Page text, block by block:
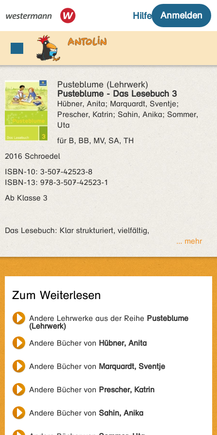
Pusteblume (Lehrwerk)
Pusteblume - Das Lesebuch 3
Hübner, Anita; Marquardt, Sventje;
Prescher, Katrin; Sahin, Anika; Sommer,
Uta
für B, BB, MV, SA, TH
2016 Schroedel
ISBN‑10: 3-507-42523-8
ISBN‑13: 978-3-507-42523-1
Ab Klasse 3
Das Lesebuch: Klar strukturiert, vielfältig,
... mehr
Zum Weiterlesen
Andere Lehrwerke aus der Reihe Pusteblume
(Lehrwerk)
Andere Bücher von Hübner, Anita
Andere Bücher von Marquardt, Sventje
Andere Bücher von Prescher, Katrin
Andere Bücher von Sahin, Anika